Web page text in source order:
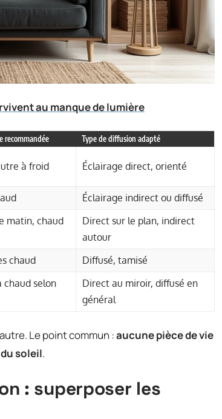
au manque de lumière
recommandée Type de diffusion adapté
à froid Éclairage direct, orienté
Éclairage indirect ou diffusé
matin, chaud
Direct sur le plan, indirect
autour
chaud Diffusé, tamisé
chaud selon
Direct au miroir, diffusé en
général
Le point commun :aucune pièce de vie
soleil.
: superposer les